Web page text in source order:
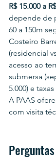
R$ 15.000 a
depende de
60 a 150m
Costeiro
(residencial
acesso ao
submersa
5.000) e
A PAAS
com visita